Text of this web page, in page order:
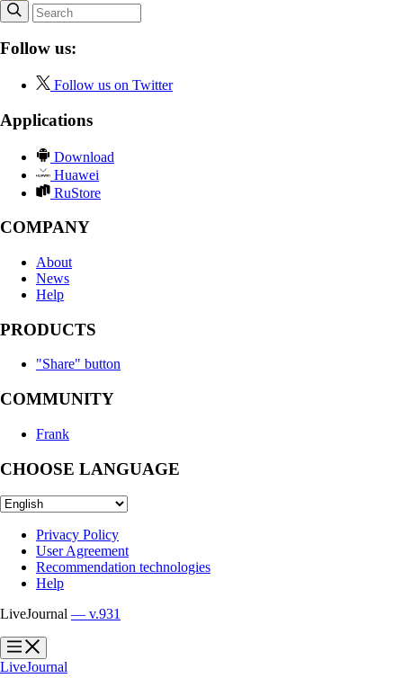
Follow us:
Follow us on Twitter
Applications
Download
Huawei
RuStore
COMPANY
About
News
Help
PRODUCTS
"Share" button
COMMUNITY
Frank
CHOOSE LANGUAGE
Privacy Policy
User Agreement
Recommendation technologies
Help
LiveJournal — v.931
?
?
LiveJournal